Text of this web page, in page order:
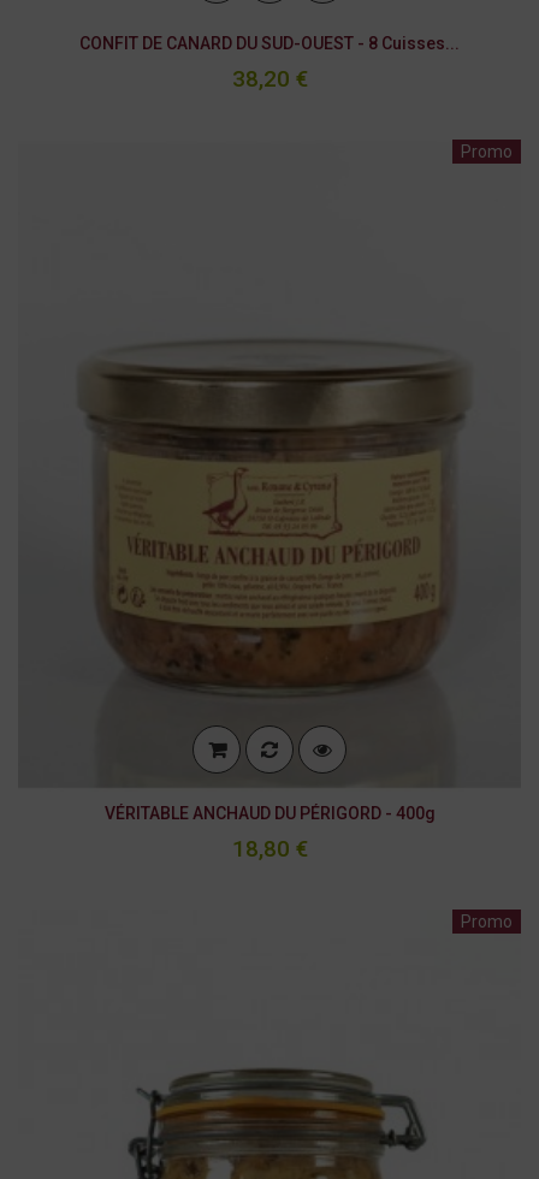
CONFIT DE CANARD DU SUD-OUEST - 8 Cuisses...
38,20 €
Promo
VÉRITABLE ANCHAUD DU PÉRIGORD - 400g
18,80 €
Promo